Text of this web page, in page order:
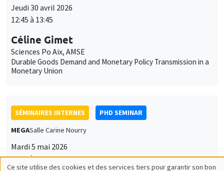
Jeudi 30 avril 2026
12:45 à 13:45
Céline Gimet
Sciences Po Aix, AMSE
Durable Goods Demand and Monetary Policy Transmission in a
Monetary Union
SÉMINAIRES INTERNES
PHD SEMINAR
MEGASalle Carine Nourry
Mardi 5 mai 2026
11:00 à 12:15